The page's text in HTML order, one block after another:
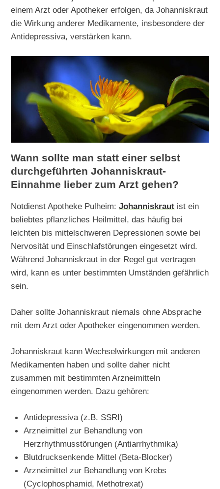
einem Arzt oder Apotheker erfolgen, da Johanniskraut
die Wirkung anderer Medikamente, insbesondere der
Antidepressiva, verstärken kann.
Wann sollte man statt einer selbst
durchgeführten Johanniskraut-
Einnahme lieber zum Arzt gehen?
Notdienst Apotheke Pulheim:Johanniskraut ist ein
beliebtes pflanzliches Heilmittel, das häufig bei
leichten bis mittelschweren Depressionen sowie bei
Nervosität und Einschlafstörungen eingesetzt wird.
Während Johanniskraut in der Regel gut vertragen
wird, kann es unter bestimmten Umständen gefährlich
sein.
Daher sollte Johanniskraut niemals ohne Absprache
mit dem Arzt oder Apotheker eingenommen werden.
Johanniskraut kann Wechselwirkungen mit anderen
Medikamenten haben und sollte daher nicht
zusammen mit bestimmten Arzneimitteln
eingenommen werden. Dazu gehören:
Antidepressiva (z.B. SSRI)
Arzneimittel zur Behandlung von
Herzrhythmusstörungen (Antiarrhythmika)
Blutdrucksenkende Mittel (Beta-Blocker)
Arzneimittel zur Behandlung von Krebs
(Cyclophosphamid, Methotrexat)